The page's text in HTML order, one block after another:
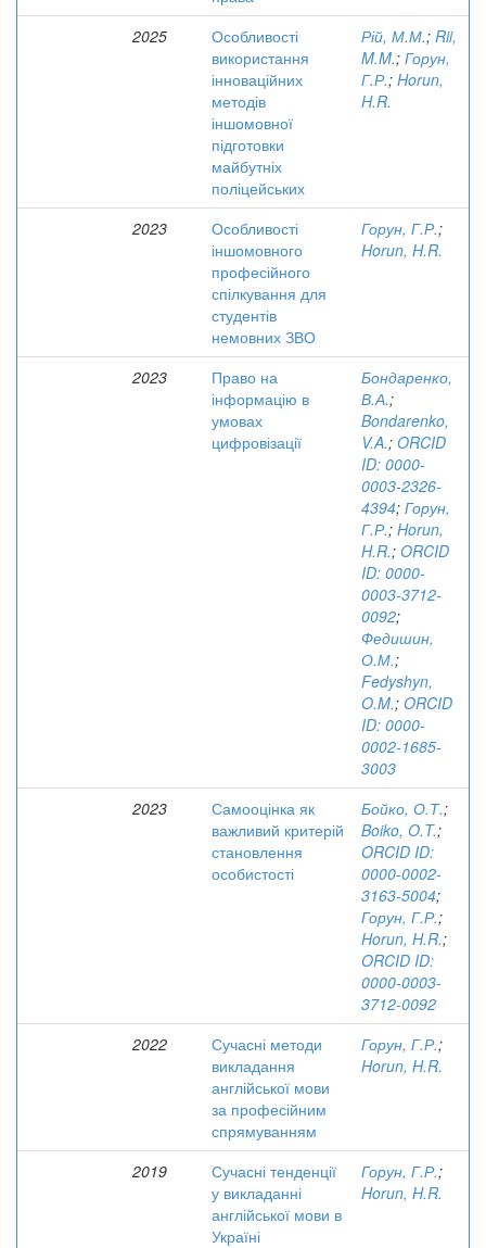
2025
Особливості
використання
інноваційних
методів
іншомовної
підготовки
майбутніх
поліцейських
Рій, М.М.; Rii,
M.M.; Горун,
Г.Р.; Horun,
H.R.
2023
Особливості
іншомовного
професійного
спілкування для
студентів
немовних ЗВО
Горун, Г.Р.;
Horun, H.R.
2023
Право на
інформацію в
умовах
цифровізації
Бондаренко,
В.А.;
Bondarenko,
V.A.; ORCID
ID: 0000-
0003-2326-
4394; Горун,
Г.Р.; Horun,
H.R.; ORCID
ID: 0000-
0003-3712-
0092;
Федишин,
О.М.;
Fedyshyn,
O.M.; ORCID
ID: 0000-
0002-1685-
3003
2023
Самооцінка як
важливий критерій
становлення
особистості
Бойко, О.Т.;
Boiko, O.T.;
ORCID ID:
0000-0002-
3163-5004;
Горун, Г.Р.;
Horun, H.R.;
ORCID ID:
0000-0003-
3712-0092
2022
Сучасні методи
викладання
англійської мови
за професійним
спрямуванням
Горун, Г.Р.;
Horun, H.R.
2019
Сучасні тенденції
у викладанні
англійської мови в
Україні
Горун, Г.Р.;
Horun, H.R.